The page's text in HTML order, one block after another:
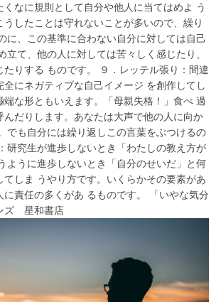
なに規則として自分や他人に当てはめよ う
うしたことは守れないことが多いので、繰り
に、この基準に合わない自分に対しては自己
立て、他の人に対しては苦々しく感じたり、
たりする ものです。 ９．レッテル張り：間違
全にネガティブな自己イメージ を創作してし
端な形ともいえます。「母親失格！」食べ 過
んだりします。あなたは大声で他の人に向か
でも自分には繰り返しこの言葉をぶつけるの
研究生が進歩しないとき「わたしの教え方が
ように進歩しないとき「自分のせいだ」と何
てしま うやり方です。いくらかその要素があ
に責任の多くがあ るものです。 「いやな気分
ズ 星和書店